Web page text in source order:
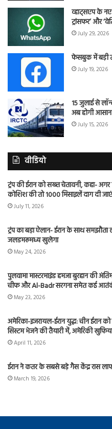
व्हाट्सएप के नए
ट्रांसफर’ और
July 29, 2026
फेसबुक में बड़ी
July 19, 2026
15 जुलाई से
अब होगी
July 15, 2026
वीडियो
ट्रंप की ईरान को सख्त चेतावनी, कहा-
कोशिश की तो 1000 मिसाइलें दाग दी
July 11, 2026
ट्रंप का बड़ा ऐलान- ईरान के साथ
जलडमरूमध्य खुलेगा
May 24, 2026
पुलवामा मास्टरमाइंड हमजा बुरहान की
चीफ और Al-Badr सरगना समेत कई
May 23, 2026
अमेरिका-इजरायल-ईरान युद्ध: चीन ईरान
सिस्टम भेजने की तैयारी में, अमेरिकी खुफिया
April 11, 2026
ईरान ने कतर के सबसे बड़े गैस केंद्र रास
March 19, 2026